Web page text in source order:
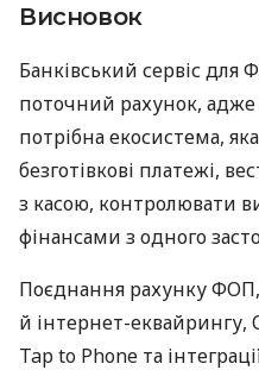
Висновок
Банківський сервіс
поточний рахунок, адже
потрібна екосистема,
безготівкові платежі,
з касою, контролювати
фінансами з одного
Поєднання рахунку ФОП,
й інтернет-еквайрингу,
Tap to Phone та